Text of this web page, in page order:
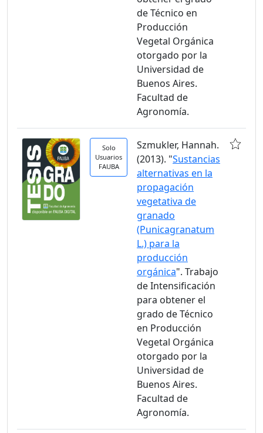
de Técnico en
Producción
Vegetal Orgánica
otorgado por la
Universidad de
Buenos Aires.
Facultad de
Agronomía.
Solo
Usuarios
FAUBA
Szmukler, Hannah.
(2013). "Sustancias
alternativas en la
propagación
vegetativa de
granado
(Punicagranatum
L.) para la
producción
orgánica". Trabajo
de Intensificación
para obtener el
grado de Técnico
en Producción
Vegetal Orgánica
otorgado por la
Universidad de
Buenos Aires.
Facultad de
Agronomía.